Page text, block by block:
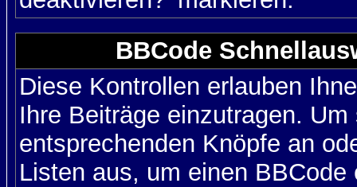
BBCode
Diese Kontrollen erlauben
Ihre Beiträge einzutragen.
entsprechenden Knöpfe an
Listen aus, um einen BBCode